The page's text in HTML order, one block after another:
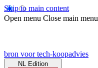
Skip to main content
Open menu Close main menu
bron voor tech-koopadvies
NL Edition